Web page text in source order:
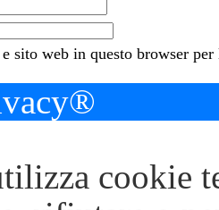
sito web in questo browser
cookie